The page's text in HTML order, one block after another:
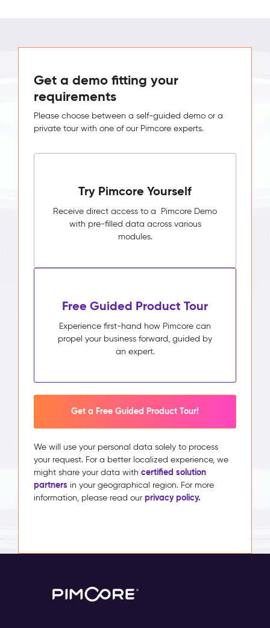
Get a demo fitting your
requirements
Please choose between a self-guided demo or a
private tour with one of our Pimcore experts.
Try Pimcore Yourself
Receive direct access to a Pimcore Demo
with pre-filled data across various
modules.
Free Guided Product Tour
Experience first-hand how Pimcore can
propel your business forward, guided by
an expert.
Get a Free Guided Product Tour!
We will use your personal data solely to process
your request. For a better localized experience, we
might share your data with certified solution
partners in your geographical region. For more
information, please read our privacy policy.